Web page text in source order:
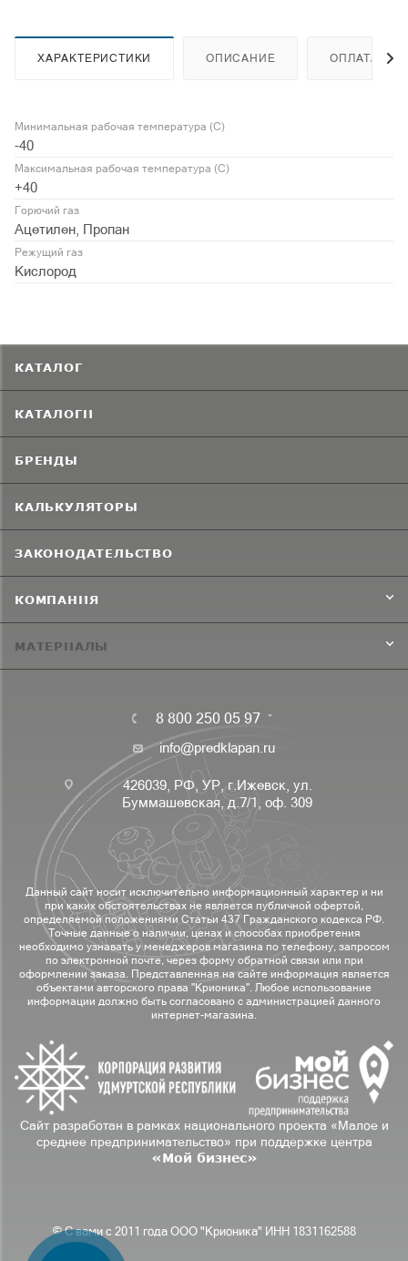
ХАРАКТЕРИСТИКИ ОПИСАНИЕ ОПЛАТА
Минимальная рабочая температура (С)
-40
Максимальная рабочая температура (С)
+40
Горючий газ
Ацетилен, Пропан
Режущий газ
Кислород
КАТАЛОГ
КАТАЛОГИ
БРЕНДЫ
КАЛЬКУЛЯТОРЫ
ЗАКОНОДАТЕЛЬСТВО
КОМПАНИЯ
МАТЕРИАЛЫ
8 800 250 05 97
info@predklapan.ru
426039, РФ, УР, г.Ижевск, ул.
Буммашевская, д.7/1, оф. 309
Данный сайт носит исключительно информационный характер и ни
при каких обстоятельствах не является публичной офертой,
определяемой положениями Статьи 437 Гражданского кодекса РФ.
Точные данные о наличии, ценах и способах приобретения
необходимо узнавать у менеджеров магазина по телефону, запросом
по электронной почте, через форму обратной связи или при
оформлении заказа. Представленная на сайте информация является
объектами авторского права "Крионика". Любое использование
информации должно быть согласовано с администрацией данного
интернет-магазина.
Сайт разработан в рамках национального проекта «Малое и
среднее предпринимательство» при поддержке центра
«Мой бизнес»
© С вами с 2011 года ООО "Крионика" ИНН 1831162588